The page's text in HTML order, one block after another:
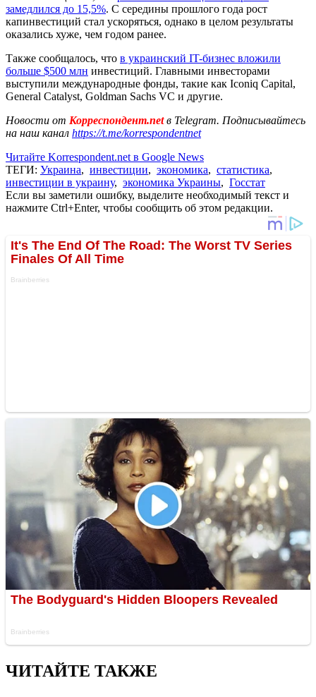
замедлился до 15,5%. С середины прошлого года рост
капинвестиций стал ускоряться, однако в целом результаты
оказались хуже, чем годом ранее.
Также сообщалось, что в украинский IT-бизнес вложили
больше $500 млн инвестиций. Главными инвесторами
выступили международные фонды, такие как Iconiq Capital,
General Catalyst, Goldman Sachs VC и другие.
Новости от Корреспондент.netв Telegram. Подписывайтесь
на наш канал https://t.me/korrespondentnet
Читайте Korrespondent.net в Google News
ТЕГИ: Украина, инвестиции, экономика, статистика,
инвестиции в украину, экономика Украины, Госстат
Если вы заметили ошибку, выделите необходимый текст и
нажмите Ctrl+Enter, чтобы сообщить об этом редакции.
ЧИТАЙТЕ ТАКЖЕ